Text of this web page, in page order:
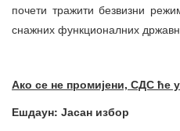
почети тражити безвизни
снажних функционалних
Ако се не промијени, СДС ће
Ешдаун: Јасан избор